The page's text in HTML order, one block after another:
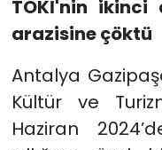
TOKİ'nin ikinci
arazisine çöktü
Antalya
Kültür ve
Haziran